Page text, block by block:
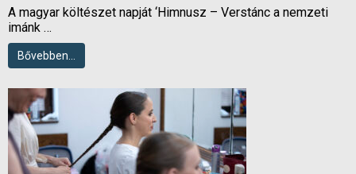
A magyar költészet napját ‘Himnusz – Verstánc a nemzeti
imánk …
Bővebben…